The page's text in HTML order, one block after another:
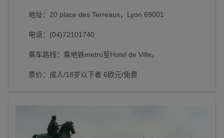
地址：20 place des Terreaux，Lyon 69001
电话：(04)72101740
乘车路线：乘地铁metro至Hotel de Ville。
票价：成人/18岁以下者 6欧元/免费